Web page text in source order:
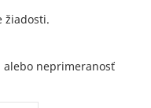
žiadosti.
alebo neprimeranosť